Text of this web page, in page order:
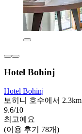
Hotel Bohinj
Hotel Bohinj
보히니 호수에서 2.3km
9.6/10
최고예요
(이용 후기 78개)